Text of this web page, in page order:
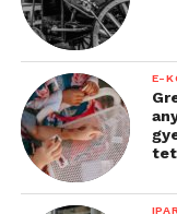
E-